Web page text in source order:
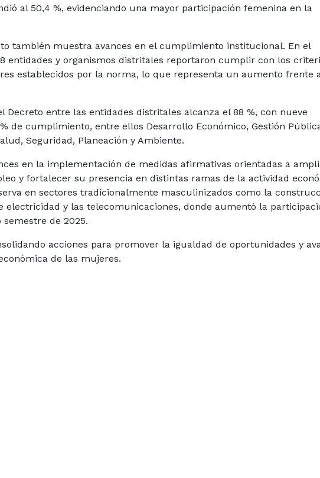
al 50,4 %, evidenciando una mayor participación femenina en la
también muestra avances en el cumplimiento institucional. En el
entidades y organismos distritales reportaron cumplir con los
establecidos por la norma, lo que representa un aumento frente
entre las entidades distritales alcanza el 88 %, con nueve
de cumplimiento, entre ellos Desarrollo Económico, Gestión
Seguridad, Planeación y Ambiente.
en la implementación de medidas afirmativas orientadas a
y fortalecer su presencia en distintas ramas de la actividad
en sectores tradicionalmente masculinizados como la
electricidad y las telecomunicaciones, donde aumentó la
de 2025.
acciones para promover la igualdad de oportunidades y
de las mujeres.